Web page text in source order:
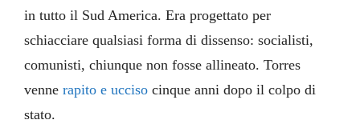
in tutto il Sud America. Era progettato per
schiacciare qualsiasi forma di dissenso: socialisti,
comunisti, chiunque non fosse allineato. Torres
vennerapito e ucciso cinque anni dopo il colpo di
stato.